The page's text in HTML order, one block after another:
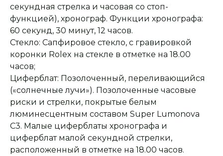
секундная стрелка и часовая со стоп-
функцией), хронограф. Функции хронографа:
60 секунд, 30 минут, 12 часов.
Стекло: Сапфировое стекло, с гравировкой
коронки Rolex на стекле в отметке на 18.00
часов;
Циферблат: Позолоченный, переливающийся
(«солнечные лучи»). Позолоченные часовые
риски и стрелки, покрытые белым
люминесцентным составом Super Lumonova
C3. Малые циферблаты хронографа и
циферблат малой секундной стрелки,
расположенный в отметке на 18.00 часов.